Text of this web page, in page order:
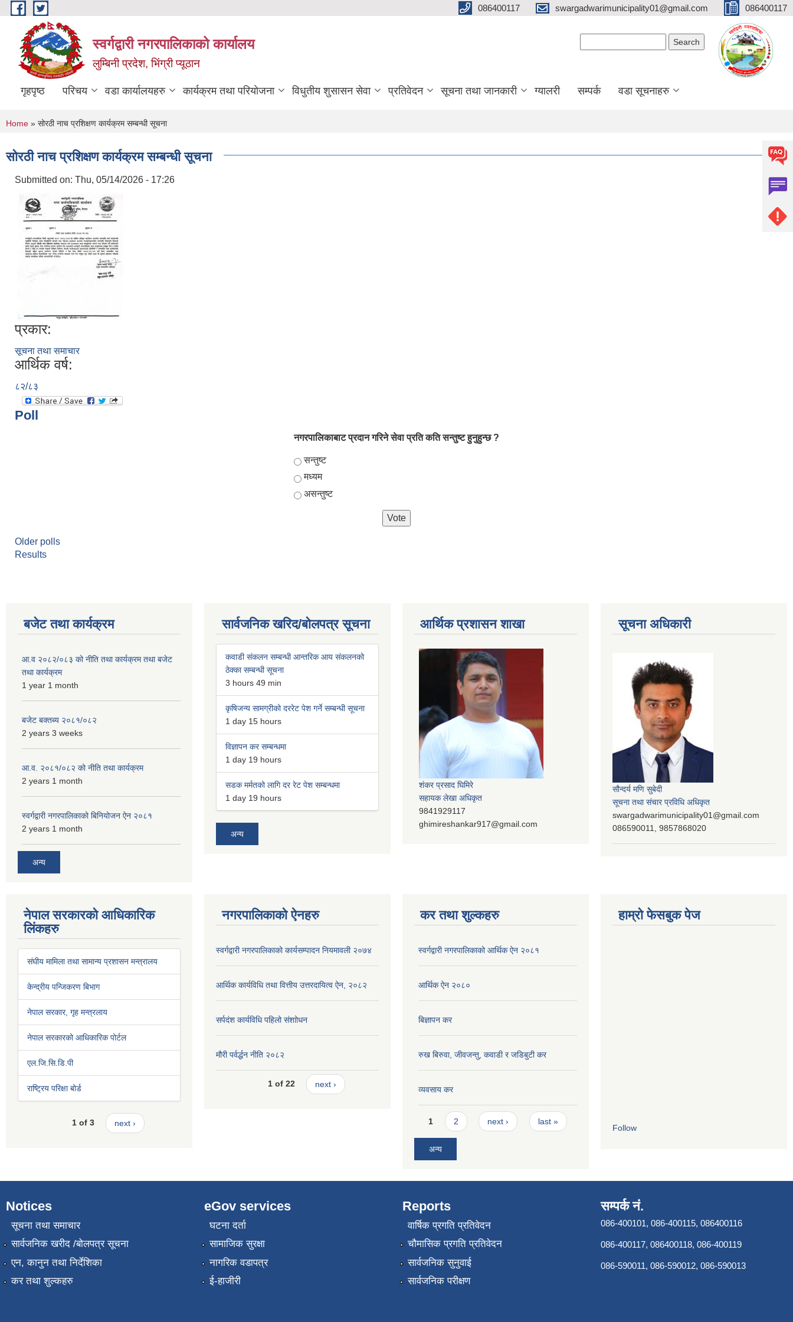
Skip to main content 086400117 swargadwarimunicipality01@gmail.com 086400117
स्वर्गद्वारी नगरपालिकाको कार्यालय
लुम्बिनी प्रदेश, भिंग्री प्यूठान
गृहपृष्ठ परिचय वडा कार्यालयहरु कार्यक्रम तथा परियोजना विधुतीय शुसासन सेवा प्रतिवेदन सूचना तथा जानकारी ग्यालरी सम्पर्क वडा सूचनाहरु
You are here
Home » सोरठी नाच प्रशिक्षण कार्यक्रम सम्बन्धी सूचना
सोरठी नाच प्रशिक्षण कार्यक्रम सम्बन्धी सूचना
Submitted on: Thu, 05/14/2026 - 17:26
प्रकार:
सूचना तथा समाचार
आर्थिक वर्ष:
८२/८३
Poll
नगरपालिकाबाट प्रदान गरिने सेवा प्रति कति सन्तुष्ट हुनुहुन्छ ?
Choices
सन्तुष्ट
मध्यम
असन्तुष्ट
Older polls
Results
बजेट तथा कार्यक्रम
आ.व २०८२/०८३ को नीति तथा कार्यक्रम तथा बजेट
तथा कार्यक्रम
1 year 1 month
बजेट बक्तब्य २०८१/०८२
2 years 3 weeks
आ.व. २०८१/०८२ को नीति तथा कार्यक्रम
2 years 1 month
स्वर्गद्वारी नगरपालिकाको बिनियोजन ऐन २०८१
2 years 1 month
अन्य
सार्वजनिक खरिद/बोलपत्र सूचना
कवाडी संकलन सम्बन्धी आन्तरिक आय संकलनको
ठेक्का सम्बन्धी सूचना
3 hours 49 min
कृषिजन्य सामग्रीको दररेट पेश गर्ने सम्बन्धी सूचना
1 day 15 hours
विज्ञापन कर सम्बन्धमा
1 day 19 hours
सडक मर्मतको लागि दर रेट पेश सम्बन्धमा
1 day 19 hours
अन्य
आर्थिक प्रशासन शाखा
शंकर प्रसाद घिमिरे
सहायक लेखा अधिकृत
9841929117
ghimireshankar917@gmail.com
सूचना अधिकारी
सौन्दर्य मणि सुबेदी
सूचना तथा संचार प्रविधि अधिकृत
swargadwarimunicipality01@gmail.com
086590011, 9857868020
नेपाल सरकारको आधिकारिक
लिंकहरु
संघीय मामिला तथा सामान्य प्रशासन मन्त्रालय
केन्द्रीय पन्जिकरण बिभाग
नेपाल सरकार, गृह मन्त्रलाय
नेपाल सरकारको आधिकारिक पोर्टल
एल.जि.सि.डि.पी
राष्ट्रिय परिक्षा बोर्ड
1 of 3 next ›
नगरपालिकाको ऐनहरु
स्वर्गद्वारी नगरपालिकाको कार्यसम्पादन नियमावली २०७४
आर्थिक कार्यविधि तथा वित्तीय उत्तरदायित्व ऐन, २०८२
सर्पदंश कार्यविधि पहिलो संशाोधन
मौरी पर्वर्द्धन नीति २०८२
1 of 22 next ›
कर तथा शुल्कहरु
स्वर्गद्वारी नगरपालिकाको आर्थिक ऐन २०८१
आर्थिक ऐन २०८०
बिज्ञापन कर
रुख बिरुवा, जीवजन्तु, कवाडी र जडिबुटी कर
व्यवसाय कर
Pages
1 2 next › last »
अन्य
हाम्रो फेसबुक पेज
Follow
Notices
सूचना तथा समाचार
सार्वजनिक खरीद /बोलपत्र सूचना
एन, कानुन तथा निर्देशिका
कर तथा शुल्कहरु
eGov services
घटना दर्ता
सामाजिक सुरक्षा
नागरिक वडापत्र
ई-हाजीरी
Reports
वार्षिक प्रगति प्रतिवेदन
चौमासिक प्रगति प्रतिवेदन
सार्वजनिक सुनुवाई
सार्वजनिक परीक्षण
सम्पर्क नं.
086-400101, 086-400115, 086400116
086-400117, 086400118, 086-400119
086-590011, 086-590012, 086-590013